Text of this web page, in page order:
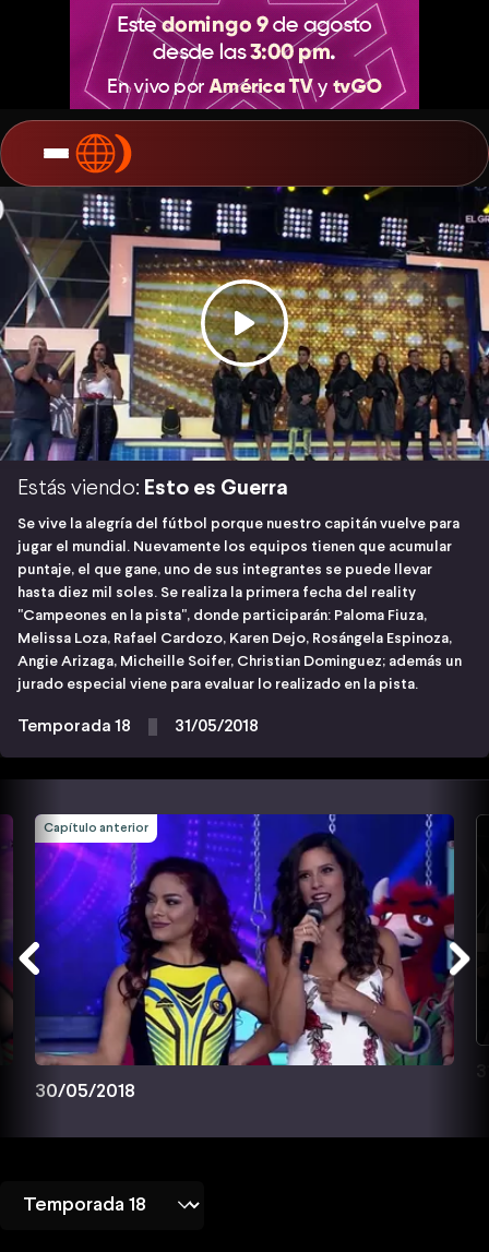
Estás viendo: Esto es Guerra
Se vive la alegría del fútbol porque nuestro capitán vuelve para
jugar el mundial. Nuevamente los equipos tienen que acumular
puntaje, el que gane, uno de sus integrantes se puede llevar
hasta diez mil soles. Se realiza la primera fecha del reality
"Campeones en la pista", donde participarán: Paloma Fiuza,
Melissa Loza, Rafael Cardozo, Karen Dejo, Rosángela Espinoza,
Angie Arizaga, Micheille Soifer, Christian Dominguez; además un
jurado especial viene para evaluar lo realizado en la pista.
Temporada 18 31/05/2018
Capítulo anterior
30/05/2018